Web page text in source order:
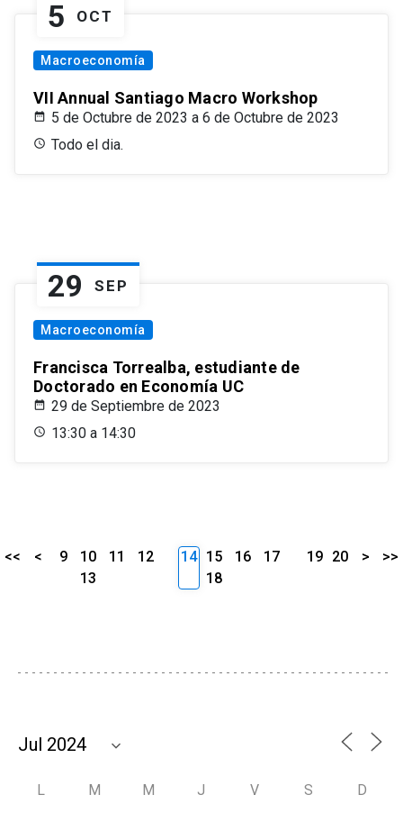
5 OCT
Macroeconomía
VII Annual Santiago Macro Workshop
5 de Octubre de 2023 a 6 de Octubre de 2023
Todo el dia.
29 SEP
Macroeconomía
Francisca Torrealba, estudiante de
Doctorado en Economía UC
29 de Septiembre de 2023
13:30 a 14:30
<< < 9 10 11
12
13
14 15 16
17
18
19 20 > >>
L M M J V S D